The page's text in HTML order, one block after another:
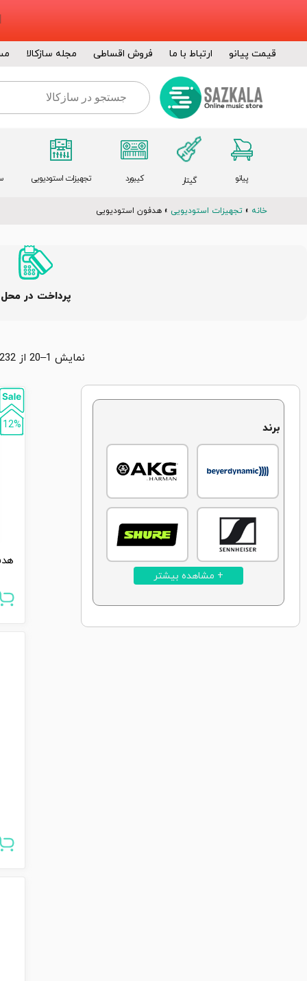
قیمت پیانو ارتباط با ما فروش اقساطی مجله سازکالا
پیانو گیتار کیبورد تجهیزات استودیویی
خانه »تجهیزات استودیویی »هدفون استودیویی
پرداخت در محل
نمایش 1–20 از 232 محصول
برند
+ مشاهده بیشتر
12%